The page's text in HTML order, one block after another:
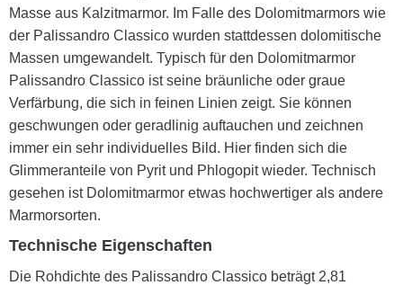
Masse aus Kalzitmarmor. Im Falle des Dolomitmarmors wie
der Palissandro Classico wurden stattdessen dolomitische
Massen umgewandelt. Typisch für den Dolomitmarmor
Palissandro Classico ist seine bräunliche oder graue
Verfärbung, die sich in feinen Linien zeigt. Sie können
geschwungen oder geradlinig auftauchen und zeichnen
immer ein sehr individuelles Bild. Hier finden sich die
Glimmeranteile von Pyrit und Phlogopit wieder. Technisch
gesehen ist Dolomitmarmor etwas hochwertiger als andere
Marmorsorten.
Technische Eigenschaften
Die Rohdichte des Palissandro Classico beträgt 2,81